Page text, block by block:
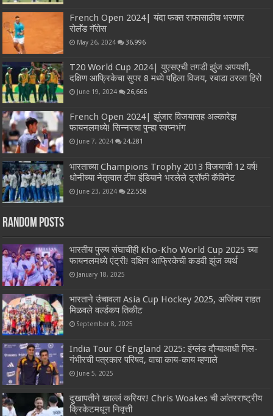
French Open 2024| यंदा फक्त राफासाठीच भरणार
रोलॅंड गॅरोस
May 26, 2024 36,996
T20 World Cup 2024| युएसएची तगडी झुंज अपयशी,
दक्षिण आफ्रिकेचा सुपर 8 मध्ये पहिला विजय, रबाडा ठरला हिरो
June 19, 2024 26,666
French Open 2024| झुंजार विजयासह अल्कारेझ
फायनलमध्ये! सिन्नरचा पुन्हा स्वप्नभंग
June 7, 2024 24,281
भारताच्या Champions Trophy 2013 विजयाची 12 वर्ष!
धोनीच्या नेतृत्वात टीम इंडियाने भरलेले ट्रॉफी कॅबिनेट
June 23, 2024 22,558
Random Posts
भारतीय पुरुष संघाचीही Kho-Kho World Cup 2025 च्या
फायनलमध्ये एंट्री! दक्षिण आफ्रिकेची कडवी झुंज व्यर्थ
January 18, 2025
भारताने उंचावला Asia Cup Hockey 2025, अजिंक्य राहत
मिळवले वर्ल्डकप तिकीट
September 8, 2025
India Tour Of England 2025: इंग्लंड दौऱ्याआधी गिल-
गंभीरची पत्रकार परिषद, वाचा काय-काय म्हणाले
June 5, 2025
दुखापतीने खाल्लं करियर! Chris Woakes ची आंतरराष्ट्रीय
क्रिकेटमधून निवृत्ती